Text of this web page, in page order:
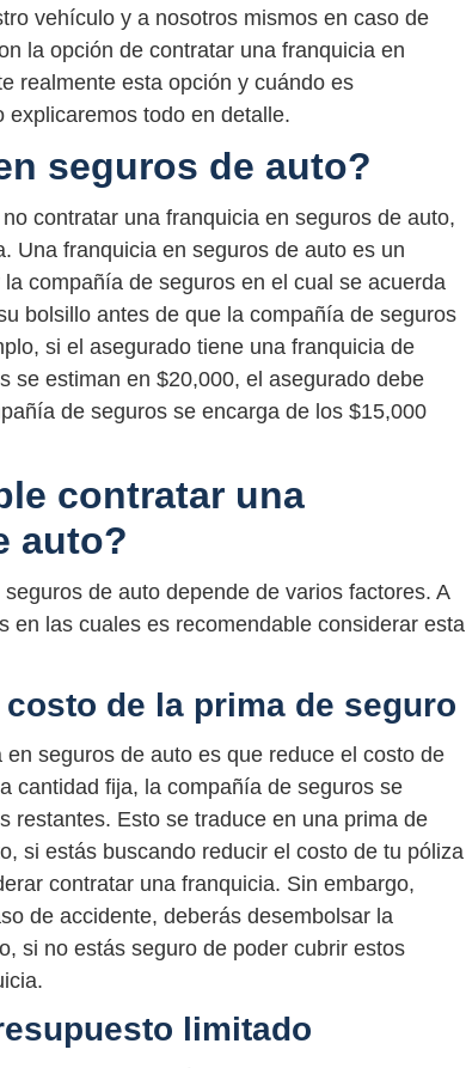
vehículo y a nosotros mismos en caso de
la opción de contratar una franquicia en
realmente esta opción y cuándo es
explicaremos todo en detalle.
seguros de auto?
contratar una franquicia en seguros de auto,
Una franquicia en seguros de auto es un
compañía de seguros en el cual se acuerda
bolsillo antes de que la compañía de seguros
si el asegurado tiene una franquicia de
se estiman en $20,000, el asegurado debe
de seguros se encarga de los $15,000
contratar una
auto?
de auto depende de varios factores. A
en las cuales es recomendable considerar esta
de la prima de seguro
seguros de auto es que reduce el costo de
cantidad fija, la compañía de seguros se
restantes. Esto se traduce en una prima de
si estás buscando reducir el costo de tu póliza
contratar una franquicia. Sin embargo,
de accidente, deberás desembolsar la
si no estás seguro de poder cubrir estos
limitado